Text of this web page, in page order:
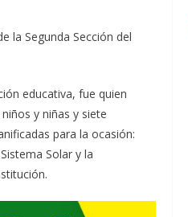
la Segunda Sección del
educativa, fue quien
y niñas y siete
para la ocasión:
Solar y la